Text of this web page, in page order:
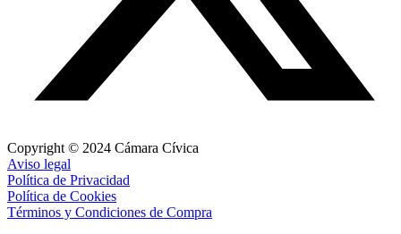
Copyright © 2024 Cámara Cívica
Aviso legal
Política de Privacidad
Política de Cookies
Términos y Condiciones de Compra